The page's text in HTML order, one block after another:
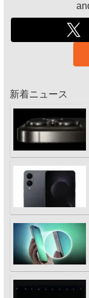
新着ニュース